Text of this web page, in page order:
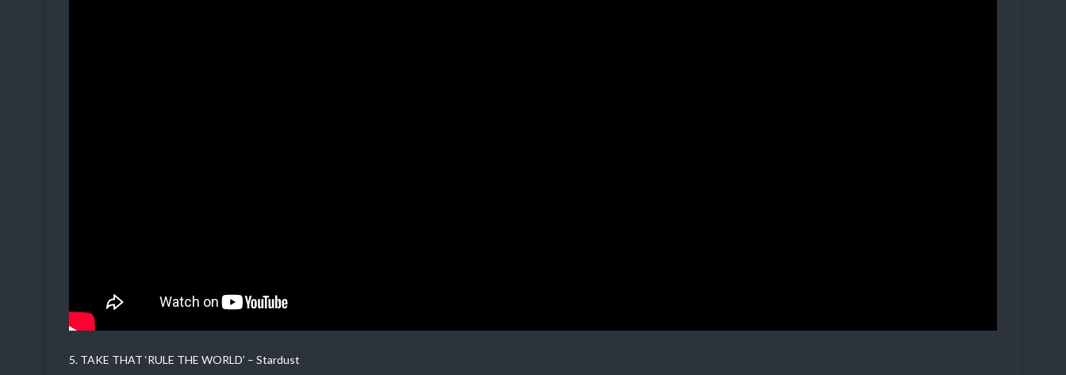
5. TAKE THAT ‘RULE THE WORLD’ – Stardust